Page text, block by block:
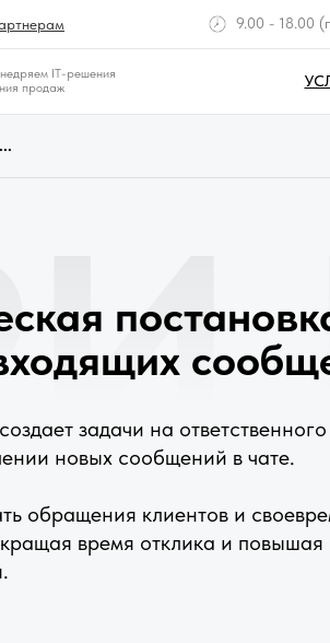
9.00 - 18.00
IT-решения
продаж
...
задачи на ответственного
новых сообщений в чате.
обращения клиентов и
время отклика и повышая